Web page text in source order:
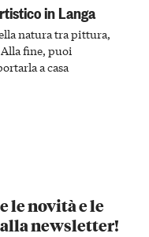
in Langa
natura tra pittura,
fine, puoi
a casa
le novità e le
newsletter!